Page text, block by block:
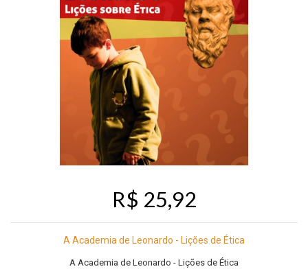
R$ 25,92
A Academia de Leonardo - Lições de Ética
A Academia de Leonardo - Lições de Ética